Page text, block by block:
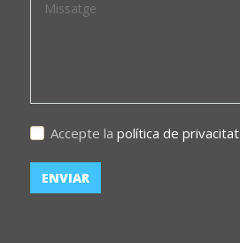
Accepte la política de privacitat